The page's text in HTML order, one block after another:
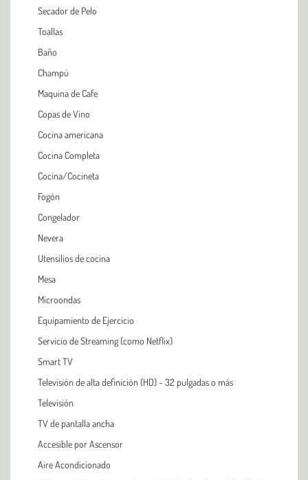
Secador de Pelo
Toallas
Baño
Champú
Maquina de Cafe
Copas de Vino
Cocina americana
Cocina Completa
Cocina/Cocineta
Fogón
Congelador
Nevera
Utensilios de cocina
Mesa
Microondas
Equipamiento de Ejercicio
Servicio de Streaming (como Netflix)
Smart TV
Televisión de alta definición (HD) - 32 pulgadas o más
Televisión
TV de pantalla ancha
Accesible por Ascensor
Aire Acondicionado